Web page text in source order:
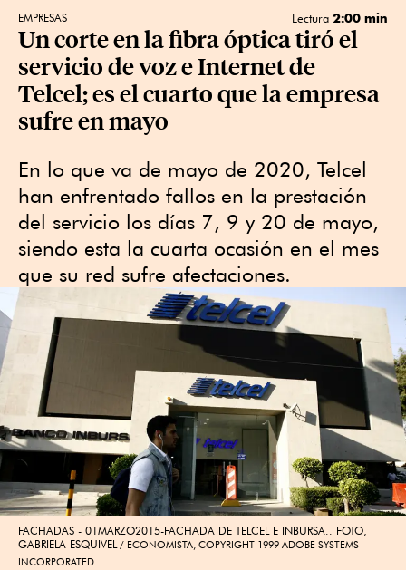
EMPRESAS Lectura 2:00 min
Un corte en la fibra óptica tiró el
servicio de voz e Internet de
Telcel; es el cuarto que la empresa
sufre en mayo
En lo que va de mayo de 2020, Telcel
han enfrentado fallos en la prestación
del servicio los días 7, 9 y 20 de mayo,
siendo esta la cuarta ocasión en el mes
que su red sufre afectaciones.
FACHADAS - 01MARZO2015-FACHADA DE TELCEL E INBURSA.. FOTO,
GABRIELA ESQUIVEL
ECONOMISTA, COPYRIGHT 1999 ADOBE SYSTEMS
INCORPORATED